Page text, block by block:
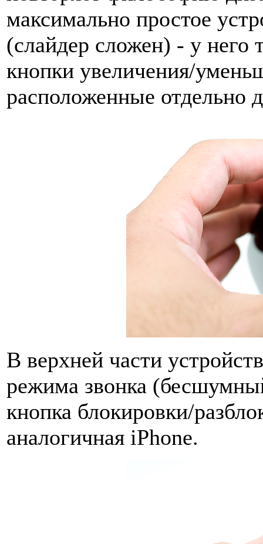
максимально простое
(слайдер сложен) - у него
кнопки увеличения/
расположенные отдельно
В верхней части
режима звонка
кнопка блокировки/
аналогичная iPhone.